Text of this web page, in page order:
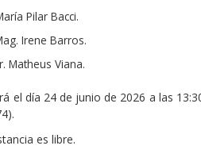
Pilar Bacci.
Irene Barros.
Matheus Viana.
el día 24 de junio de 2026 a las
es libre.